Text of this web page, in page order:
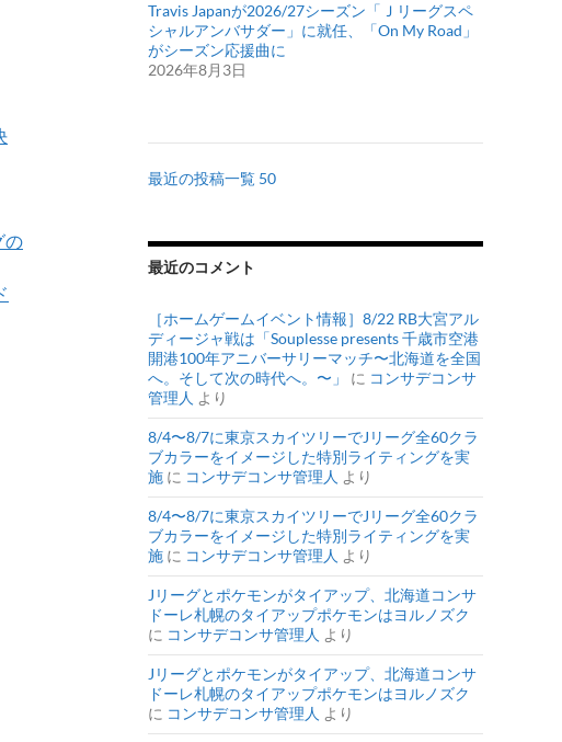
の
Travis Japanが2026/27シーズン「Ｊリーグスペ
シャルアンバサダー」に就任、「On My Road」
がシーズン応援曲に
2026年8月3日
最近の投稿一覧 50
最近のコメント
［ホームゲームイベント情報］8/22 RB大宮アル
ディージャ戦は「Souplesse presents 千歳市空港
開港100年アニバーサリーマッチ〜北海道を全国
へ。そして次の時代へ。〜」
に コンサデコンサ
管理人 より
8/4〜8/7に東京スカイツリーでJリーグ全60クラ
ブカラーをイメージした特別ライティングを実
施 に コンサデコンサ管理人 より
8/4〜8/7に東京スカイツリーでJリーグ全60クラ
ブカラーをイメージした特別ライティングを実
施 に コンサデコンサ管理人 より
Jリーグとポケモンがタイアップ、北海道コンサ
ドーレ札幌のタイアップポケモンはヨルノズク
に コンサデコンサ管理人 より
Jリーグとポケモンがタイアップ、北海道コンサ
ドーレ札幌のタイアップポケモンはヨルノズク
に コンサデコンサ管理人 より